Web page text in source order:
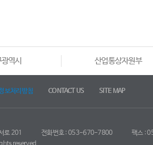
역시 산업통상자원부
보처리방침 CONTACT US SITE MAP
로 201 전화번호 : 053-670-7800 팩스 :